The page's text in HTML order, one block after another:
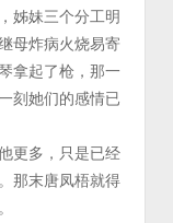
姊妹三个分工明
母炸病火烧易寄
拿起了枪，那一
刻她们的感情已
更多，只是已经
那末唐凤梧就得